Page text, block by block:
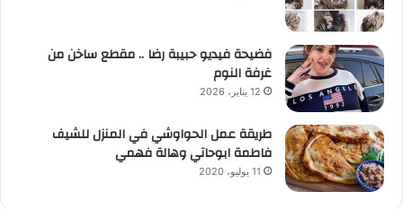
فضيحة فيديو حبيبة رضا .. مقطع ساخن من
غرفة النوم
12 يناير، 2026
طريقة عمل الحواوشي في المنزل للشيف
فاطمة ابوحاتي وهالة فهمي
11 يوليو، 2020